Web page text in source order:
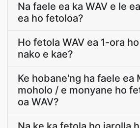
Na faele ea ka WAV e le
ea ho fetoloa?
Ho fetola WAV ea 1-ora
nako e kae?
Ke hobane'ng ha faele ea
moholo / e monyane ho
oa WAV?